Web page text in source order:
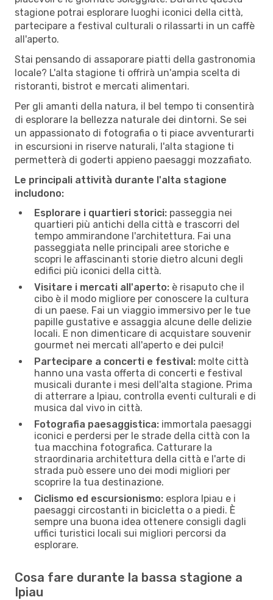
stagione potrai esplorare luoghi iconici della città,
partecipare a festival culturali o rilassarti in un caffè
all'aperto.
Stai pensando di assaporare piatti della gastronomia
locale? L'alta stagione ti offrirà un'ampia scelta di
ristoranti, bistrot e mercati alimentari.
Per gli amanti della natura, il bel tempo ti consentirà
di esplorare la bellezza naturale dei dintorni. Se sei
un appassionato di fotografia o ti piace avventurarti
in escursioni in riserve naturali, l'alta stagione ti
permetterà di goderti appieno paesaggi mozzafiato.
Le principali attività durante l'alta stagione
includono:
Esplorare i quartieri storici: passeggia nei
quartieri più antichi della città e trascorri del
tempo ammirandone l'architettura. Fai una
passeggiata nelle principali aree storiche e
scopri le affascinanti storie dietro alcuni degli
edifici più iconici della città.
Visitare i mercati all'aperto: è risaputo che il
cibo è il modo migliore per conoscere la cultura
di un paese. Fai un viaggio immersivo per le tue
papille gustative e assaggia alcune delle delizie
locali. E non dimenticare di acquistare souvenir
gourmet nei mercati all'aperto e dei pulci!
Partecipare a concerti e festival: molte città
hanno una vasta offerta di concerti e festival
musicali durante i mesi dell'alta stagione. Prima
di atterrare a Ipiau, controlla eventi culturali e di
musica dal vivo in città.
Fotografia paesaggistica: immortala paesaggi
iconici e perdersi per le strade della città con la
tua macchina fotografica. Catturare la
straordinaria architettura della città e l'arte di
strada può essere uno dei modi migliori per
scoprire la tua destinazione.
Ciclismo ed escursionismo: esplora Ipiau e i
paesaggi circostanti in bicicletta o a piedi. È
sempre una buona idea ottenere consigli dagli
uffici turistici locali sui migliori percorsi da
esplorare.
Cosa fare durante la bassa stagione a
Ipiau